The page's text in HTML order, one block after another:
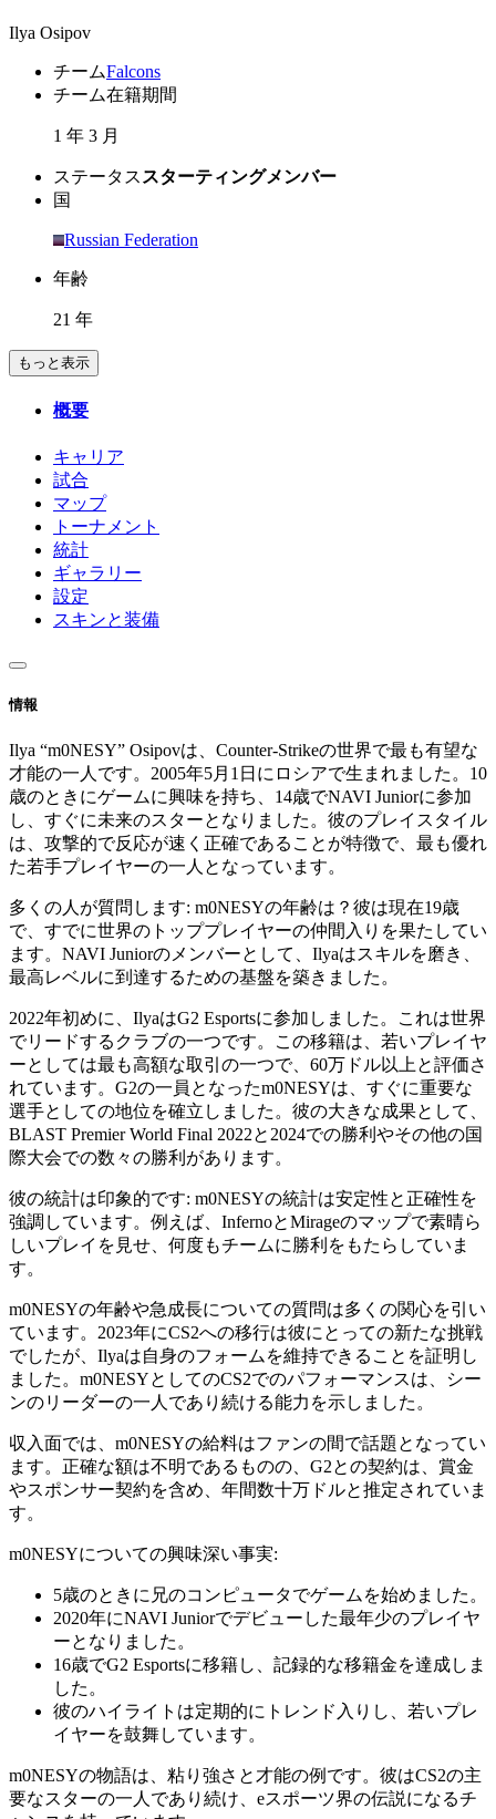
Ilya Osipov
チームFalcons
チーム在籍期間
1 年 3 月
ステータス スターティングメンバー
国
Russian Federation
年齢
21 年
もっと表示
概要
キャリア
試合
マップ
トーナメント
統計
ギャラリー
設定
スキンと装備
情報
Ilya “m0NESY” Osipovは、Counter-Strikeの世界で最も有望な
才能の一人です。2005年5月1日にロシアで生まれました。10
歳のときにゲームに興味を持ち、14歳でNAVI Juniorに参加
し、すぐに未来のスターとなりました。彼のプレイスタイル
は、攻撃的で反応が速く正確であることが特徴で、最も優れ
た若手プレイヤーの一人となっています。
多くの人が質問します: m0NESYの年齢は？彼は現在19歳
で、すでに世界のトッププレイヤーの仲間入りを果たしてい
ます。NAVI Juniorのメンバーとして、Ilyaはスキルを磨き、
最高レベルに到達するための基盤を築きました。
2022年初めに、IlyaはG2 Esportsに参加しました。これは世界
でリードするクラブの一つです。この移籍は、若いプレイヤ
ーとしては最も高額な取引の一つで、60万ドル以上と評価さ
れています。G2の一員となったm0NESYは、すぐに重要な
選手としての地位を確立しました。彼の大きな成果として、
BLAST Premier World Final 2022と2024での勝利やその他の国
際大会での数々の勝利があります。
彼の統計は印象的です: m0NESYの統計は安定性と正確性を
強調しています。例えば、InfernoとMirageのマップで素晴ら
しいプレイを見せ、何度もチームに勝利をもたらしていま
す。
m0NESYの年齢や急成長についての質問は多くの関心を引い
ています。2023年にCS2への移行は彼にとっての新たな挑戦
でしたが、Ilyaは自身のフォームを維持できることを証明し
ました。m0NESYとしてのCS2でのパフォーマンスは、シー
ンのリーダーの一人であり続ける能力を示しました。
収入面では、m0NESYの給料はファンの間で話題となってい
ます。正確な額は不明であるものの、G2との契約は、賞金
やスポンサー契約を含め、年間数十万ドルと推定されていま
す。
m0NESYについての興味深い事実:
5歳のときに兄のコンピュータでゲームを始めました。
2020年にNAVI Juniorでデビューした最年少のプレイヤ
ーとなりました。
16歳でG2 Esportsに移籍し、記録的な移籍金を達成しま
した。
彼のハイライトは定期的にトレンド入りし、若いプレ
イヤーを鼓舞しています。
m0NESYの物語は、粘り強さと才能の例です。彼はCS2の主
要なスターの一人であり続け、eスポーツ界の伝説になるチ